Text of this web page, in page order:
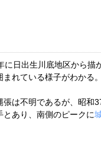
に日出生川底地区から描
まれている様子がわかる。
張は不明であるが、昭和
とあり、南側のピークに